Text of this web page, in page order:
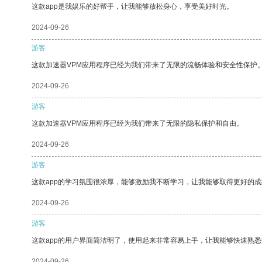
这款app是我娱乐的好帮手，让我能够放松身心，享受美好时光。
2024-09-26
游客
这款加速器VPM应用程序已经为我们带来了无限的流畅体验和安全性保护。
2024-09-26
游客
这款加速器VPM应用程序已经为我们带来了无限的隐私保护和自由。
2024-09-26
游客
这款app的学习氛围很浓厚，能够激励我不断学习，让我能够取得更好的成
2024-09-26
游客
这款app的用户界面简洁明了，使用起来非常容易上手，让我能够快速熟悉